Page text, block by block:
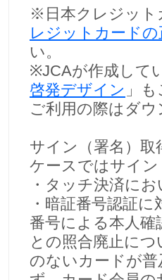
※日本クレジット
レジットカード
い。
※JCAが作成して
啓発デザイン 」
ご利用の際はダ
サイン（署名）取
ケースではサイ
・タッチ決済に
・暗証番号認証
番号による本人
との照合廃止に
のないカードが